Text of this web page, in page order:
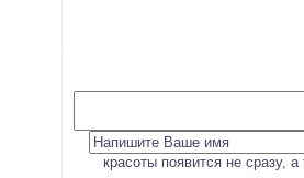
красоты появится не сразу,